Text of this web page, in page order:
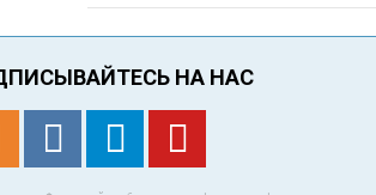
НА НАС